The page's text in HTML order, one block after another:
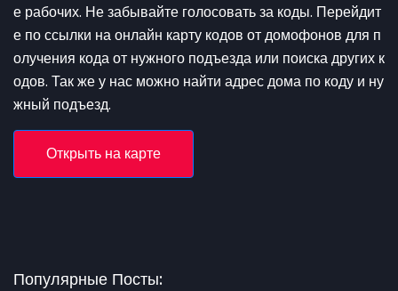
е рабочих. Не забывайте голосовать за коды. Перейдит
е по ссылки на онлайн карту кодов от домофонов для п
олучения кода от нужного подъезда или поиска других к
одов. Так же у нас можно найти адрес дома по коду и ну
жный подъезд.
Открыть на карте
Популярные Посты: